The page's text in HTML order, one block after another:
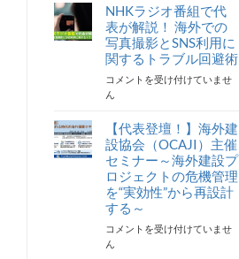
行
ト
ラ
ブ
ル
対
応
の
砦
保
険
加
入
を
怠
NHKラジオ番組で代
表が解説！ 海外での
写真撮影とSNS利用に
関するトラブル回避術
NHK
ラ
オ
番
組
で
代
表
が
解
説！
コメントを受け付けていませ
ん
【代表登壇！】海外建
設協会（OCAJI）主催
セミナー～海外建設プ
ロジェクトの危機管理
を“実効性”から再設計
する～
【代
表
コメントを受け付けていませ
ん